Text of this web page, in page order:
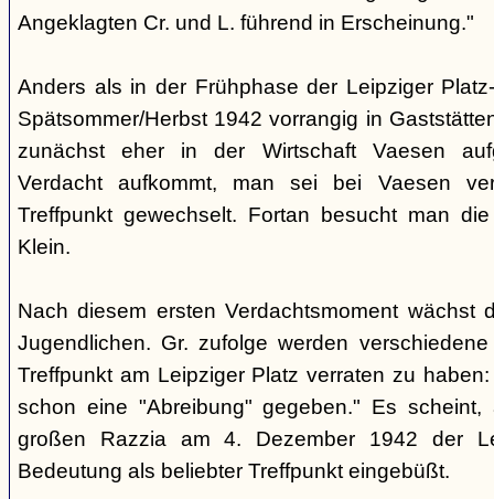
Angeklagten Cr. und L. führend in Erscheinung."
Anders als in der Frühphase der Leipziger
Spätsommer/Herbst 1942 vorrangig in
zunächst eher in der Wirtschaft Vaesen
Verdacht aufkommt, man sei bei Vaesen
Treffpunkt gewechselt. Fortan besucht man
Klein.
Nach diesem ersten Verdachtsmoment wächst
Jugendlichen. Gr. zufolge werden
Treffpunkt am Leipziger Platz verraten zu
schon eine "Abreibung" gegeben." Es
großen Razzia am 4. Dezember 1942 der
Bedeutung als beliebter Treffpunkt eingebüßt.